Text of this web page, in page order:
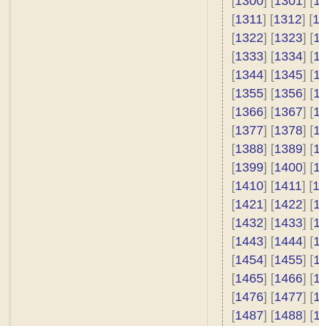
[1311] [1312] [
[1322] [1323] [
[1333] [1334] [
[1344] [1345] [
[1355] [1356] [
[1366] [1367] [
[1377] [1378] [
[1388] [1389] [
[1399] [1400] [
[1410] [1411] [
[1421] [1422] [
[1432] [1433] [
[1443] [1444] [
[1454] [1455] [
[1465] [1466] [
[1476] [1477] [
[1487] [1488] [